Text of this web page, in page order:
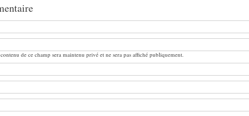
de ce champ sera maintenu privé et ne sera pas affiché publiquement.